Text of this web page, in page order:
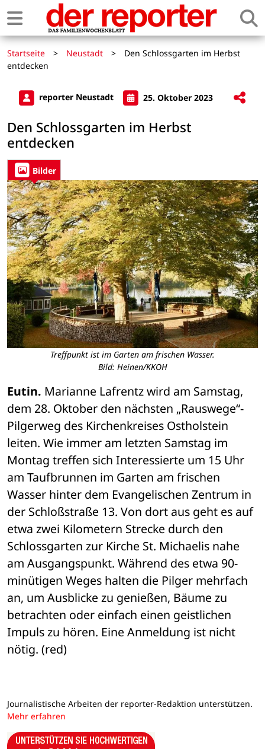
Startseite > Neustadt >
Den Schlossgarten im Herbst
entdecken
reporter Neustadt 25. Oktober 2023
Den Schlossgarten im Herbst
entdecken
Bilder
Treffpunkt ist im Garten am frischen Wasser.
Bild: Heinen/KKOH
Eutin. Marianne Lafrentz wird am Samstag,
dem 28. Oktober den nächsten „Rauswege“-
Pilgerweg des Kirchenkreises Ostholstein
leiten. Wie immer am letzten Samstag im
Montag treffen sich Interessierte um 15 Uhr
am Taufbrunnen im Garten am frischen
Wasser hinter dem Evangelischen Zentrum in
der Schloßstraße 13. Von dort aus geht es auf
etwa zwei Kilometern Strecke durch den
Schlossgarten zur Kirche St. Michaelis nahe
am Ausgangspunkt. Während des etwa 90-
minütigen Weges halten die Pilger mehrfach
an, um Ausblicke zu genießen, Bäume zu
betrachten oder einfach einen geistlichen
Impuls zu hören. Eine Anmeldung ist nicht
nötig. (red)
Journalistische Arbeiten der reporter-Redaktion unterstützen.
Mehr erfahren